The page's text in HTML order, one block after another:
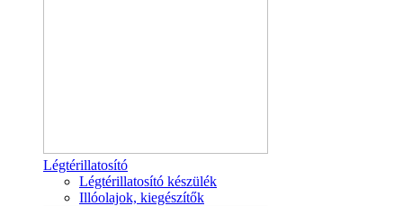
Légtérillatosító
Légtérillatosító készülék
Illóolajok, kiegészítők